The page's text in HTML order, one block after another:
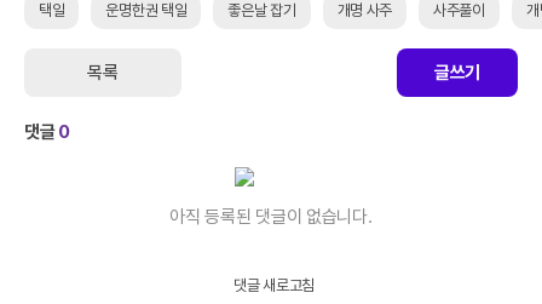
택일 운명한권 택일 좋은날 잡기 개명 사주 사주풀이 개
목록 글쓰기
댓글0
아직 등록된 댓글이 없습니다.
댓글 새로고침